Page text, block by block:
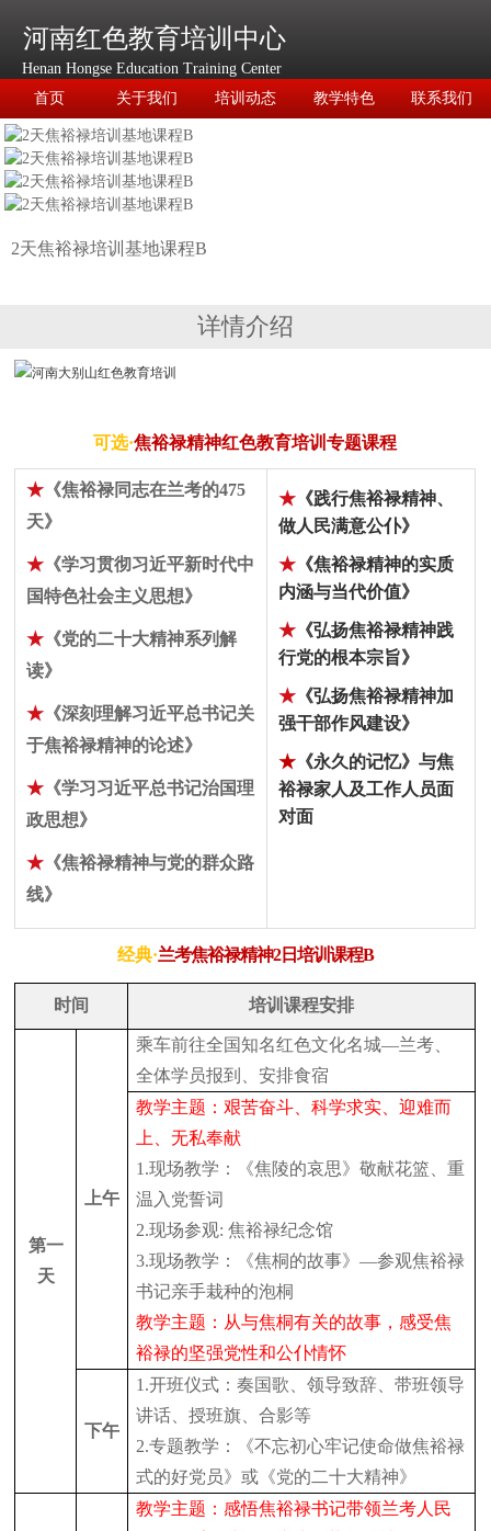
河南红色教育培训中心
Henan Hongse Education Training Center
首页
关于我们 培训动态 教学特色 联系我们
2天焦裕禄培训基地课程B
详情介绍
可选·焦裕禄精神红色教育培训专题课程
★ 《焦裕禄同志在兰考的475
天》
★ 《学习贯彻习近平新时代中
国特色社会主义思想》
★ 《党的二十大精神系列解
读》
★ 《深刻理解习近平总书记关
于焦裕禄精神的论述》
★ 《学习习近平总书记治国理
政思想》
★ 《焦裕禄精神与党的群众路
线》
★ 《践行焦裕禄精神、
做人民满意公仆》
★ 《焦裕禄精神的实质
内涵与当代价值》
★ 《弘扬焦裕禄精神践
行党的根本宗旨》
★ 《弘扬焦裕禄精神加
强干部作风建设》
★ 《永久的记忆》与焦
裕禄家人及工作人员面
对面
经典·兰考焦裕禄精神2日培训课程B
时间 培训课程安排
第一
天
上午
乘车前往全国知名红色文化名城—兰考、
全体学员报到、安排食宿
教学主题：艰苦奋斗、科学求实、迎难而
上、无私奉献
1.现场教学：《焦陵的哀思》敬献花篮、重
温入党誓词
2.现场参观: 焦裕禄纪念馆
3.现场教学：《焦桐的故事》—参观焦裕禄
书记亲手栽种的泡桐
教学主题：从与焦桐有关的故事，感受焦
裕禄的坚强党性和公仆情怀
下午
1.开班仪式：奏国歌、领导致辞、带班领导
讲话、授班旗、合影等
2.专题教学：《不忘初心牢记使命做焦裕禄
式的好党员》或《党的二十大精神》
教学主题：感悟焦裕禄书记带领兰考人民